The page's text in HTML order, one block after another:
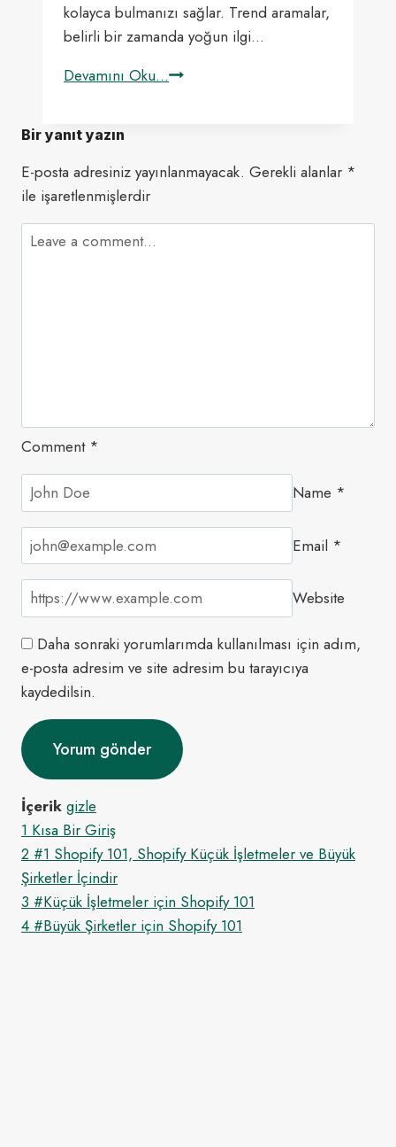
kolayca bulmanızı sağlar. Trend aramalar,
belirli bir zamanda yoğun ilgi…
Devamını Oku...Google
Adım
Bir yanıt yazın
E-posta adresiniz yayınlanmayacak. Gerekli alanlar *
ile işaretlenmişlerdir
Comment *
Name *
Email *
Website
Daha sonraki yorumlarımda kullanılması için adım,
e-posta adresim ve site adresim bu tarayıcıya
kaydedilsin.
İçerik gizle
1 Kısa Bir Giriş
2 #1 Shopify 101, Shopify Küçük İşletmeler ve Büyük
Şirketler İçindir
3 #Küçük İşletmeler için Shopify 101
4 #Büyük Şirketler için Shopify 101